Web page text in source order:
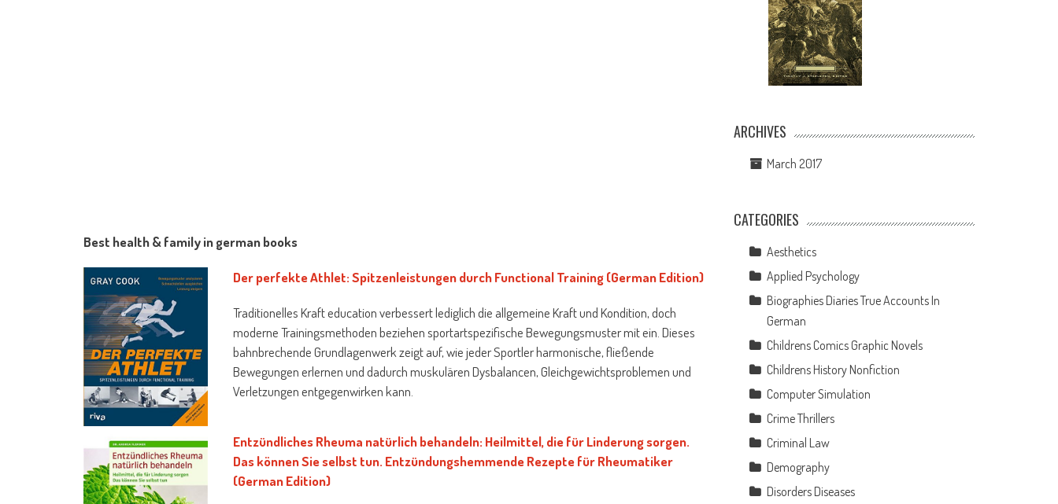
Best health & family in german books
Der perfekte Athlet: Spitzenleistungen durch Functional Training (German Edition)
Traditionelles Kraft education verbessert lediglich die allgemeine Kraft und Kondition, doch
moderne Trainingsmethoden beziehen sportartspezifische Bewegungsmuster mit ein. Dieses
bahnbrechende Grundlagenwerk zeigt auf, wie jeder Sportler harmonische, fließende
Bewegungen erlernen und dadurch muskulären Dysbalancen, Gleichgewichtsproblemen und
Verletzungen entgegenwirken kann.
Entzündliches Rheuma natürlich behandeln: Heilmittel, die für Linderung sorgen.
Das können Sie selbst tun. Entzündungshemmende Rezepte für Rheumatiker
(German Edition)
ARCHIVES
March 2017
CATEGORIES
Aesthetics
Applied Psychology
Biographies Diaries True Accounts In
German
Childrens Comics Graphic Novels
Childrens History Nonfiction
Computer Simulation
Crime Thrillers
Criminal Law
Demography
Disorders Diseases